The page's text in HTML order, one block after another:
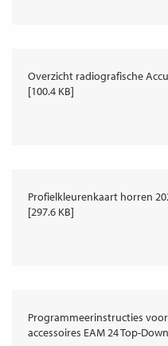
Overzicht radiografische
[100.4 KB]
Profielkleurenkaart horren
[297.6 KB]
Programmeerinstructies
accessoires EAM 24 Top-